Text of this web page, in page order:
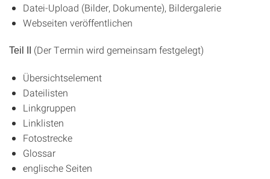
Datei-Upload (Bilder, Dokumente), Bildergalerie
Webseiten veröffentlichen
Teil II (Der Termin wird gemeinsam festgelegt)
Übersichtselement
Dateilisten
Linkgruppen
Linklisten
Fotostrecke
Glossar
englische Seiten